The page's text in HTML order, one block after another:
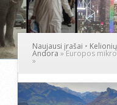
Naujausi įrašai •
Andora »Europos
»